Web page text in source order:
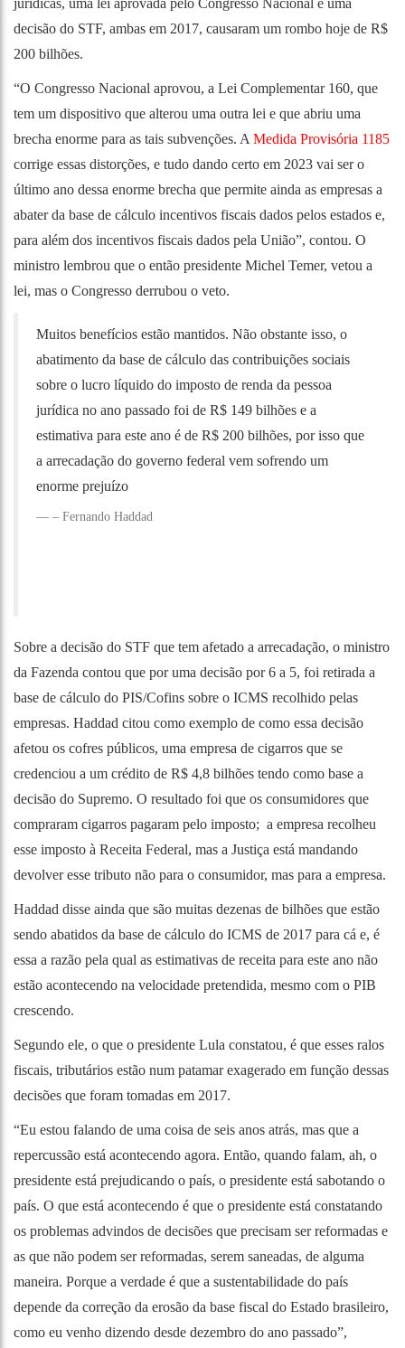
decisão do STF, ambas em 2017, causaram um rombo hoje de R$
200 bilhões.
“O Congresso Nacional aprovou, a Lei Complementar 160, que
tem um dispositivo que alterou uma outra lei e que abriu uma
brecha enorme para as tais subvenções. A Medida Provisória 1185
corrige essas distorções, e tudo dando certo em 2023 vai ser o
último ano dessa enorme brecha que permite ainda as empresas a
abater da base de cálculo incentivos fiscais dados pelos estados e,
para além dos incentivos fiscais dados pela União”, contou. O
ministro lembrou que o então presidente Michel Temer, vetou a
lei, mas o Congresso derrubou o veto.
Muitos benefícios estão mantidos. Não obstante isso, o
abatimento da base de cálculo das contribuições sociais
sobre o lucro líquido do imposto de renda da pessoa
jurídica no ano passado foi de R$ 149 bilhões e a
estimativa para este ano é de R$ 200 bilhões, por isso que
a arrecadação do governo federal vem sofrendo um
enorme prejuízo
– Fernando Haddad
Sobre a decisão do STF que tem afetado a arrecadação, o ministro
da Fazenda contou que por uma decisão por 6 a 5, foi retirada a
base de cálculo do PIS/Cofins sobre o ICMS recolhido pelas
empresas. Haddad citou como exemplo de como essa decisão
afetou os cofres públicos, uma empresa de cigarros que se
credenciou a um crédito de R$ 4,8 bilhões tendo como base a
decisão do Supremo. O resultado foi que os consumidores que
compraram cigarros pagaram pelo imposto; a empresa recolheu
esse imposto à Receita Federal, mas a Justiça está mandando
devolver esse tributo não para o consumidor, mas para a empresa.
Haddad disse ainda que são muitas dezenas de bilhões que estão
sendo abatidos da base de cálculo do ICMS de 2017 para cá e, é
essa a razão pela qual as estimativas de receita para este ano não
estão acontecendo na velocidade pretendida, mesmo com o PIB
crescendo.
Segundo ele, o que o presidente Lula constatou, é que esses ralos
fiscais, tributários estão num patamar exagerado em função dessas
decisões que foram tomadas em 2017.
“Eu estou falando de uma coisa de seis anos atrás, mas que a
repercussão está acontecendo agora. Então, quando falam, ah, o
presidente está prejudicando o país, o presidente está sabotando o
país. O que está acontecendo é que o presidente está constatando
os problemas advindos de decisões que precisam ser reformadas e
as que não podem ser reformadas, serem saneadas, de alguma
maneira. Porque a verdade é que a sustentabilidade do país
depende da correção da erosão da base fiscal do Estado brasileiro,
como eu venho dizendo desde dezembro do ano passado”,